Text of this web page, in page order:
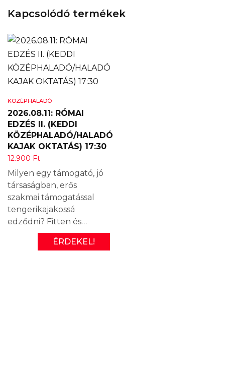
Kapcsolódó termékek
KÖZÉPHALADÓ
2026.08.11: RÓMAI
EDZÉS II. (KEDDI
KÖZÉPHALADÓ/HALADÓ
KAJAK OKTATÁS) 17:30
12.900 Ft
Milyen egy támogató, jó
társaságban, erős
szakmai támogatással
tengerikajakossá
edződni? Fitten és…
ÉRDEKEL!